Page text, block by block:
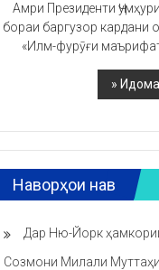
Амри Президенти
бораи баргузор кардани
«Илм-фурӯғи
Наворҳои нав
Дар Ню-Йорк
Созмони Милали